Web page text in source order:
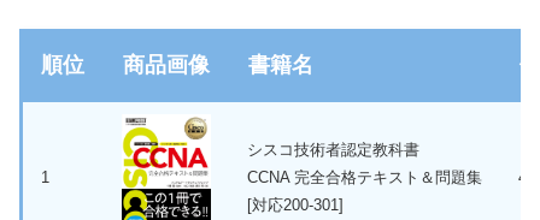
順位 商品画像 書籍名
1
シスコ技術者認定教科書
CCNA 完全合格テキスト＆問題集
[対応200-301]